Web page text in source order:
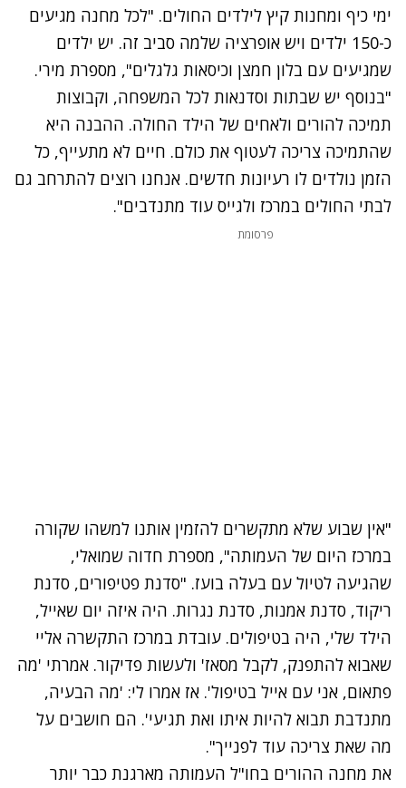
ימי כיף ומחנות קיץ לילדים החולים. "לכל מחנה מגיעים
כ-150 ילדים ויש אופרציה שלמה סביב זה. יש ילדים
שמגיעים עם בלון חמצן וכיסאות גלגלים", מספרת מירי.
"בנוסף יש שבתות וסדנאות לכל המשפחה, וקבוצות
תמיכה להורים ולאחים של הילד החולה. ההבנה היא
שהתמיכה צריכה לעטוף את כולם. חיים לא מתעייף, כל
הזמן נולדים לו רעיונות חדשים. אנחנו רוצים להתרחב גם
לבתי החולים במרכז ולגייס עוד מתנדבים".
פרסומת
"אין שבוע שלא מתקשרים להזמין אותנו למשהו שקורה
במרכז היום של העמותה", מספרת חדוה שמואלי,
שהגיעה לטיול עם בעלה בועז. "סדנת פטיפורים, סדנת
ריקוד, סדנת אמנות, סדנת נגרות. היה איזה יום שאייל,
הילד שלי, היה בטיפולים. עובדת במרכז התקשרה אליי
שאבוא להתפנק, לקבל מסאז' ולעשות פדיקור. אמרתי 'מה
פתאום, אני עם אייל בטיפול'. אז אמרו לי: 'מה הבעיה,
מתנדבת תבוא להיות איתו ואת תגיעי'. הם חושבים על
מה שאת צריכה עוד לפנייך".
את מחנה ההורים בחו"ל העמותה מארגנת כבר יותר